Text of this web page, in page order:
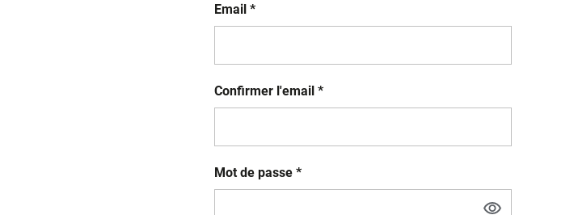
Email *
Confirmer l'email *
Mot de passe *